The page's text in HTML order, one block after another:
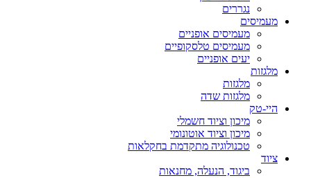
נגררים
מעמיסים
מעמיסים אופניים
מעמיסים טלסקופיים
יעים אופניים
מלגזות
מלגזות
מלגזות שדה
היי-טק
מיכון וציוד חשמלי
מיכון וציוד אוטונומי
טכנולוגיה מתקדמת בחקלאות
ציוד
ביגוד, הנעלה, מחנאות